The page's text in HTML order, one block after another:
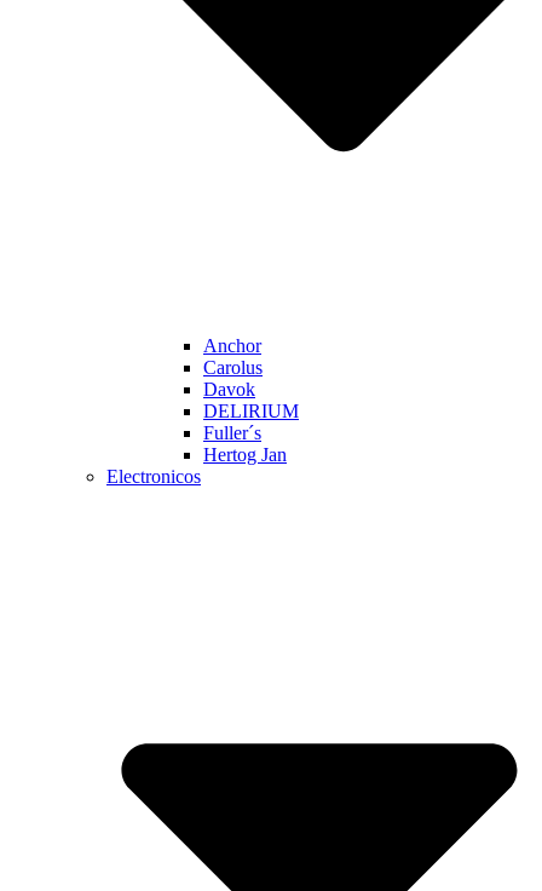
Anchor
Carolus
Davok
DELIRIUM
Fuller´s
Hertog Jan
Electronicos